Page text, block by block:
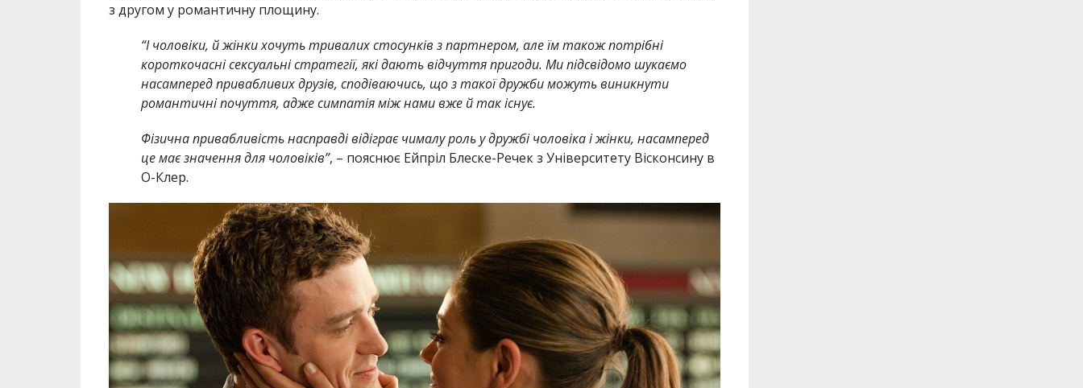
з другом у романтичну площину.
“І чоловіки, й жінки хочуть тривалих стосунків з партнером, але їм також потрібні
короткочасні сексуальні стратегії, які дають відчуття пригоди. Ми підсвідомо шукаємо
насамперед привабливих друзів, сподіваючись, що з такої дружби можуть виникнути
романтичні почуття, адже симпатія між нами вже й так існує.
Фізична привабливість насправді відіграє чималу роль у дружбі чоловіка і жінки, насамперед
це має значення для чоловіків”, – пояснює Ейпріл Блеске-Речек з Університету Вісконсину в
О-Клер.